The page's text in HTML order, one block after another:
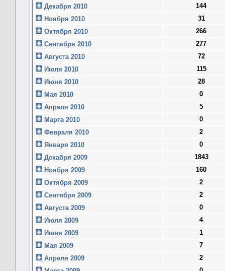
Декабря 2010
144
Ноября 2010
31
Октября 2010
266
Сентября 2010
277
Августа 2010
72
Июля 2010
115
Июня 2010
28
Мая 2010
0
Апреля 2010
5
Марта 2010
0
Февраля 2010
2
Января 2010
0
Декабря 2009
1843
Ноября 2009
160
Октября 2009
2
Сентября 2009
2
Августа 2009
0
Июля 2009
4
Июня 2009
1
Мая 2009
7
Апреля 2009
2